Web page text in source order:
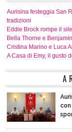
Aurisina festeggia San
tradizioni
Eddie Brock rompe il
Bella Thorne e
Cristina Marino e Luca
A Casa di Emy, il gusto